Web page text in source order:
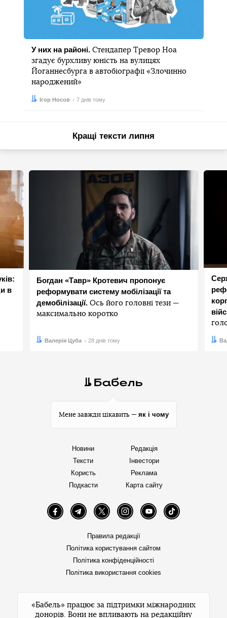
У них на районі.Стендапер Тревор Ноа
згадує бурхливу юність на вулицях
Йоганнесбурга в автобіографії «Злочинно
народжений»
Автор:
Ігор Носов
Дата: 7 днів тому
Кращі тексти липня
в
Богдан «Тавр» Кротевич пропонує
реформувати систему мобілізації та
демобілізації. Ось його головні тези —
максимально коротко
Автор:
Валерія Цуба
Дата: 28 днів тому Дата:
Мене завжди цікавить — як і чому
Новини
Тексти
Користь
Подкасти
Редакція
Інвестори
Реклама
Карта сайту
FacebookTelegramTwitter InstagramYouTube TikTok
Правила редакції
Політика користування сайтом
Політика конфіденційності
Політика використання cookies
«Бабель» працює за підтримки міжнародних
донорів. Вони не впливають на редакційну